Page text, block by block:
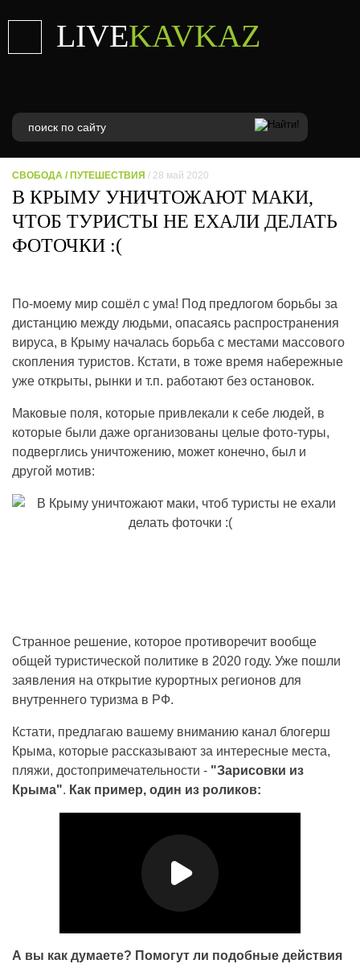
LIVEKAVKAZ
СВОБОДА / ПУТЕШЕСТВИЯ / 28 май 2020
В КРЫМУ УНИЧТОЖАЮТ МАКИ,
ЧТОБ ТУРИСТЫ НЕ ЕХАЛИ ДЕЛАТЬ
ФОТОЧКИ :(
По-моему мир сошёл с ума! Под предлогом борьбы за
дистанцию между людьми, опасаясь распространения
вируса, в Крыму началась борьба с местами массового
скопления туристов. Кстати, в тоже время набережные
уже открыты, рынки и т.п. работают без остановок.
Маковые поля, которые привлекали к себе людей, в
которые были даже организованы целые фото-туры,
подверглись уничтожению, может конечно, был и
другой мотив:
Странное решение, которое противоречит вообще
общей туристической политике в 2020 году. Уже пошли
заявления на открытие курортных регионов для
внутреннего туризма в РФ.
Кстати, предлагаю вашему вниманию канал блогерш
Крыма, которые рассказывают за интересные места,
пляжи, достопримечательности - "Зарисовки из
Крыма". Как пример, один из роликов:
А вы как думаете? Помогут ли подобные действия